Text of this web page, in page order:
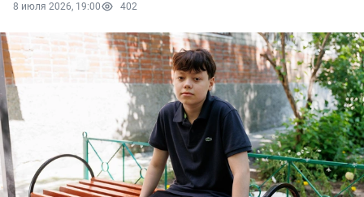
8 июля 2026, 19:00 402